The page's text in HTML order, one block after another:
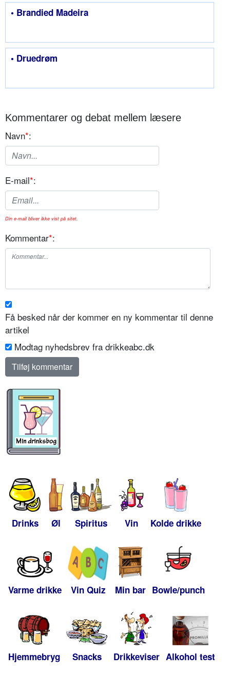
• Brandied Madeira
• Druedrøm
Kommentarer og debat mellem læsere
Navn*:
E-mail*:
Din e-mail bliver ikke vist på sitet.
Kommentar*:
Få besked når der kommer en ny kommentar til denne
artikel
Modtag nyhedsbrev fra drikkeabc.dk
Drinks Øl Spiritus Vin Kolde drikke
Varme drikke Vin Quiz Min bar Bowle/punch
Hjemmebryg Snacks Drikkeviser Alkohol test